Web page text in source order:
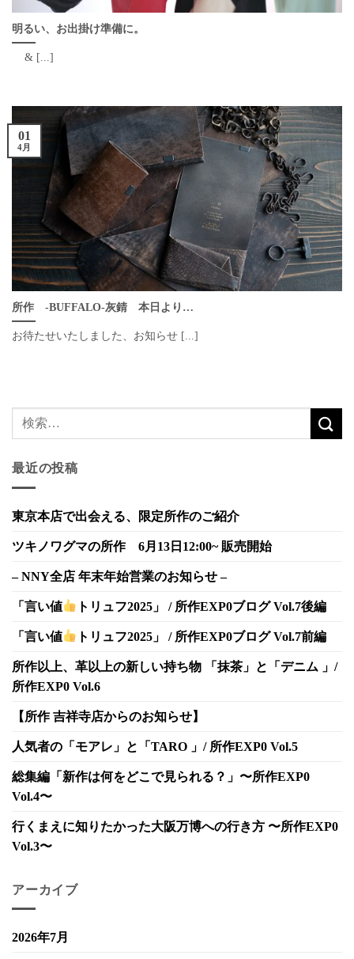
明るい、お出掛け準備に。
& [...]
所作 -BUFFALO-灰錆 本日より…
お待たせいたしました、お知らせ [...]
01
4月
最近の投稿
東京本店で出会える、限定所作のご紹介
ツキノワグマの所作 6月13日12:00~ 販売開始
– NNY全店 年末年始営業のお知らせ –
「言い値 トリュフ2025」 / 所作EXP0ブログ Vol.7後編
「言い値 トリュフ2025」 / 所作EXP0ブログ Vol.7前編
所作以上、革以上の新しい持ち物 「抹茶」と「デニム 」/
所作EXP0 Vol.6
【所作 吉祥寺店からのお知らせ】
人気者の「モアレ」と「TARO 」/ 所作EXP0 Vol.5
総集編「新作は何をどこで見られる？」〜所作EXP0
Vol.4〜
行くまえに知りたかった大阪万博への行き方 〜所作EXP0
Vol.3〜
アーカイブ
2026年7月